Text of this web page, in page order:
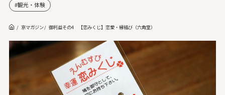
観光・体験
京マガジン 御利益その4 【恋みくじ】恋愛・縁結び（六角堂）